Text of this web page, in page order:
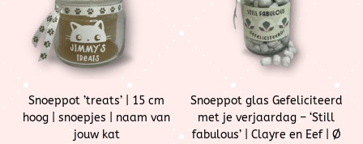
Snoeppot ’treats’ | 15 cm
hoog | snoepjes | naam van
jouw kat
Snoeppot glas Gefeliciteerd
met je verjaardag – ‘Still
fabulous’ | Clayre en Eef | Ø